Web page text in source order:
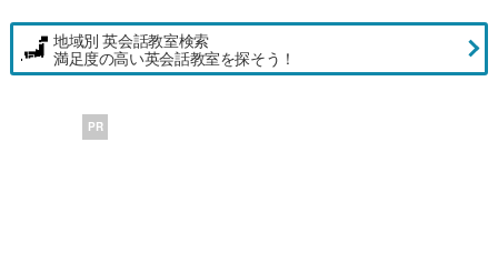
地域別 英会話教室検索
満足度の高い英会話教室を探そう！
PR